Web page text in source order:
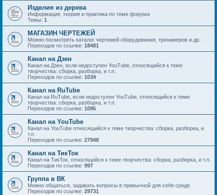
Изделия из дерева
Информация, теория и практика по теме форума
Темы: 1
МАГАЗИН ЧЕРТЕЖЕЙ
Можно посмотреть каталог чертежей оборудования, тренажеров и др.
Переходов по ссылке: 18481
Канал на Дзен
Канал на Дзен, если недоступен YouTube, относящийся к теме
творчества: сборка, разборка, и т.п.
Переходов по ссылке: 1034
Канал на RuTube
Канал на RuTube, если недоступен YouTube, относящийся к теме
творчества: сборка, разборка, и т.п.
Переходов по ссылке: 1095
Канал на YouTube
Канал на YouTube относящийся к теме творчества: сборка, разборка, и
т.п.
Переходов по ссылке: 27948
Канал на ТикТок
Канал на ТикТок, относящийся к теме творчества: сборка, разборка, и т.п.
Переходов по ссылке: 997
Группа в ВК
Можно общаться, задавать вопросы в привычной для себя среде
Переходов по ссылке: 29731